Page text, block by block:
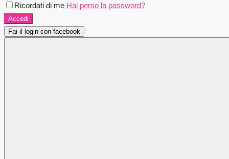
Ricordati di me Hai perso la password?
Accedi
Fai il login con facebook